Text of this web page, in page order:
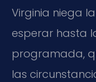
Virginia niega
esperar hasta
programada,
las